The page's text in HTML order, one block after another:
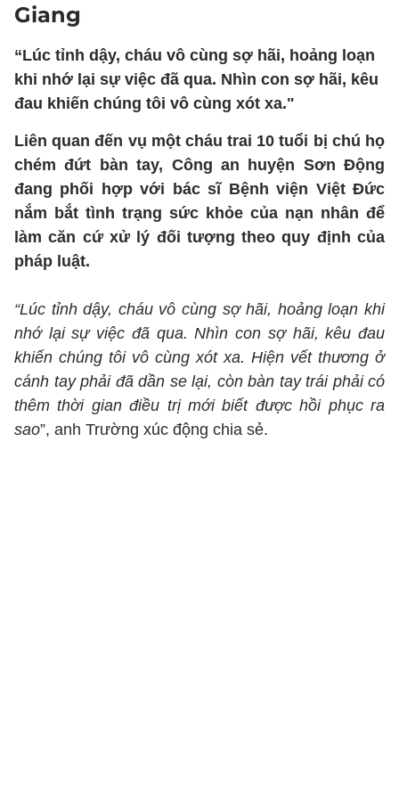
Giang
“Lúc tỉnh dậy, cháu vô cùng sợ hãi, hoảng loạn
khi nhớ lại sự việc đã qua. Nhìn con sợ hãi, kêu
đau khiến chúng tôi vô cùng xót xa."
Liên quan đến vụ một cháu trai 10 tuổi bị chú họ
chém đứt bàn tay, Công an huyện Sơn Động
đang phối hợp với bác sĩ Bệnh viện Việt Đức
nắm bắt tình trạng sức khỏe của nạn nhân để
làm căn cứ xử lý đối tượng theo quy định của
pháp luật.
“Lúc tỉnh dậy, cháu vô cùng sợ hãi, hoảng loạn khi
nhớ lại sự việc đã qua. Nhìn con sợ hãi, kêu đau
khiến chúng tôi vô cùng xót xa. Hiện vết thương ở
cánh tay phải đã dần se lại, còn bàn tay trái phải có
thêm thời gian điều trị mới biết được hồi phục ra
sao”, anh Trường xúc động chia sẻ.